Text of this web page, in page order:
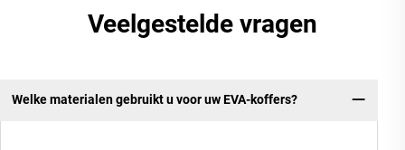
Veelgestelde vragen
Welke materialen gebruikt u voor uw EVA-koffers?